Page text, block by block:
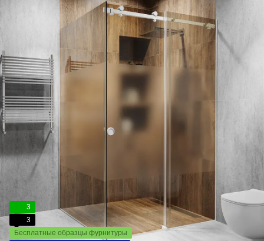
3
3
Бесплатные образцы фурнитуры